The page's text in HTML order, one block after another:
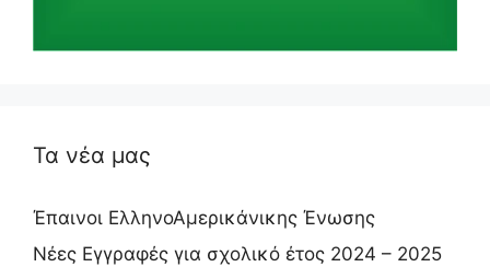
Τα νέα μας
Έπαινοι ΕλληνοΑμερικάνικης Ένωσης
Νέες Εγγραφές για σχολικό έτος 2024 – 2025